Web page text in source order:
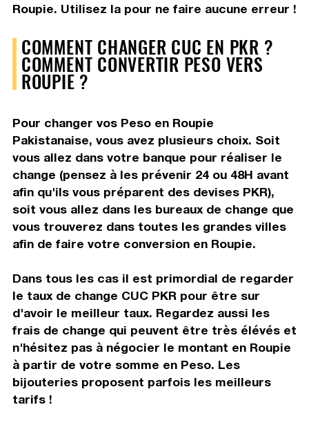
Roupie. Utilisez la pour ne faire aucune erreur !
COMMENT CHANGER CUC EN PKR ?
COMMENT CONVERTIR PESO VERS
ROUPIE ?
Pour changer vos Peso en Roupie
Pakistanaise, vous avez plusieurs choix. Soit
vous allez dans votre banque pour réaliser le
change (pensez à les prévenir 24 ou 48H avant
afin qu'ils vous préparent des devises PKR),
soit vous allez dans les bureaux de change que
vous trouverez dans toutes les grandes villes
afin de faire votre conversion en Roupie.
Dans tous les cas il est primordial de regarder
le taux de change CUC PKR pour être sur
d'avoir le meilleur taux. Regardez aussi les
frais de change qui peuvent être très élévés et
n'hésitez pas à négocier le montant en Roupie
à partir de votre somme en Peso. Les
bijouteries proposent parfois les meilleurs
tarifs !